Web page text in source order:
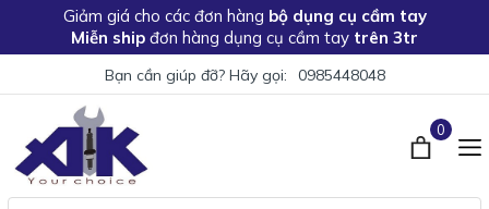
Giảm giá cho các đơn hàng bộ dụng cụ cầm tay
Miễn ship đơn hàng dụng cụ cầm tay trên 3tr
Bạn cần giúp đỡ? Hãy gọi: 0985448048
0